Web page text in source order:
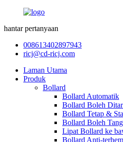
hantar pertanyaan
008613402897943
ricj@cd-ricj.com
Laman Utama
Produk
Bollard
Bollard Automatik
Bollard Boleh
Bollard Tetap &
Bollard Boleh
Lipat Bollard ke
Bollard Anti-